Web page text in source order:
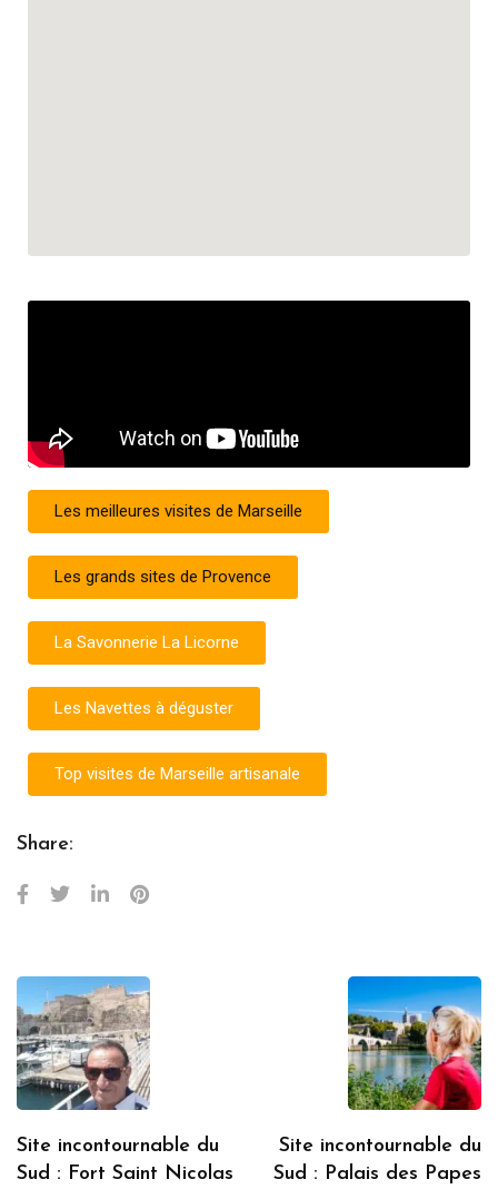
Les meilleures visites de Marseille
Les grands sites de Provence
La Savonnerie La Licorne
Les Navettes à déguster
Top visites de Marseille artisanale
Share:
Site incontournable du
Sud : Fort Saint Nicolas
Site incontournable du
Sud : Palais des Papes